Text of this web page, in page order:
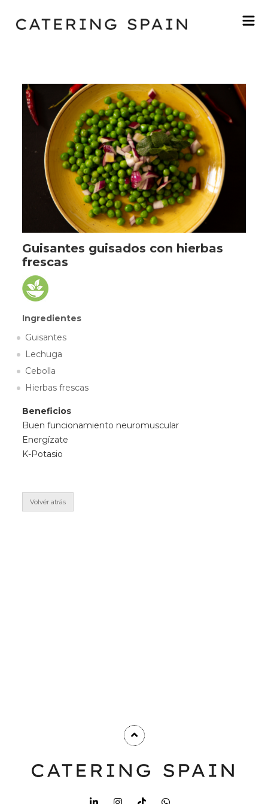
Guisantes guisados con hierbas
frescas
Ingredientes
Guisantes
Lechuga
Cebolla
Hierbas frescas
Beneficios
Buen funcionamiento neuromuscular
Energízate
K-Potasio
Volvér atrás